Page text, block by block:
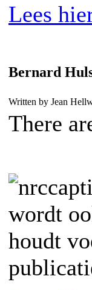
Lees
Bernard
Written by Jean
There
wordt
houdt